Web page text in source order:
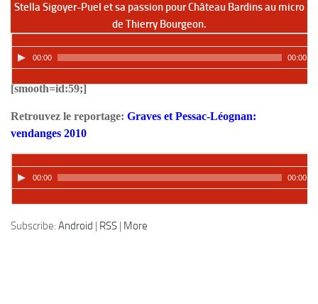
Stella Sigoyer-Puel et sa passion pour Château Bardins au micro
de Thierry Bourgeon.
00:00 00:00
[smooth=id:59;]
Retrouvez le reportage: Graves et Pessac-Léognan:
vendanges 2010
00:00 00:00
Subscribe: Android RSS More